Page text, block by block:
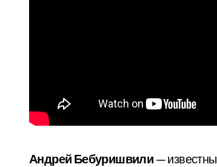
Андрей Бебуришвили —